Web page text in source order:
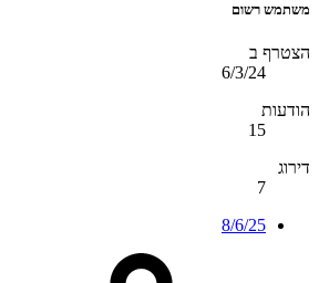
משתמש רשום
הצטרף ב
6/3/24
הודעות
15
דירוג
7
8/6/25